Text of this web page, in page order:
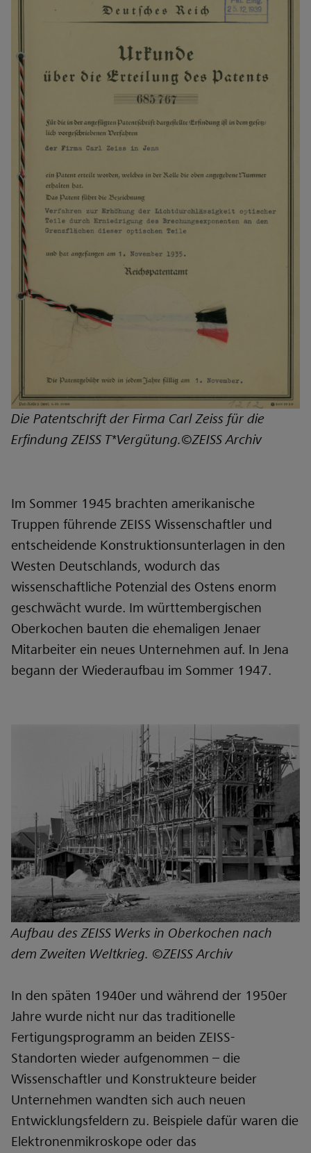
Die Patentschrift der Firma Carl Zeiss für die
Erfindung ZEISS T*Vergütung.©ZEISS Archiv
Im Sommer 1945 brachten amerikanische
Truppen führende ZEISS Wissenschaftler und
entscheidende Konstruktionsunterlagen in den
Westen Deutschlands, wodurch das
wissenschaftliche Potenzial des Ostens enorm
geschwächt wurde. Im württembergischen
Oberkochen bauten die ehemaligen Jenaer
Mitarbeiter ein neues Unternehmen auf. In Jena
begann der Wiederaufbau im Sommer 1947.
Aufbau des ZEISS Werks in Oberkochen nach
dem Zweiten Weltkrieg. ©ZEISS Archiv
In den späten 1940er und während der 1950er
Jahre wurde nicht nur das traditionelle
Fertigungsprogramm an beiden ZEISS-
Standorten wieder aufgenommen – die
Wissenschaftler und Konstrukteure beider
Unternehmen wandten sich auch neuen
Entwicklungsfeldern zu. Beispiele dafür waren die
Elektronenmikroskope oder das